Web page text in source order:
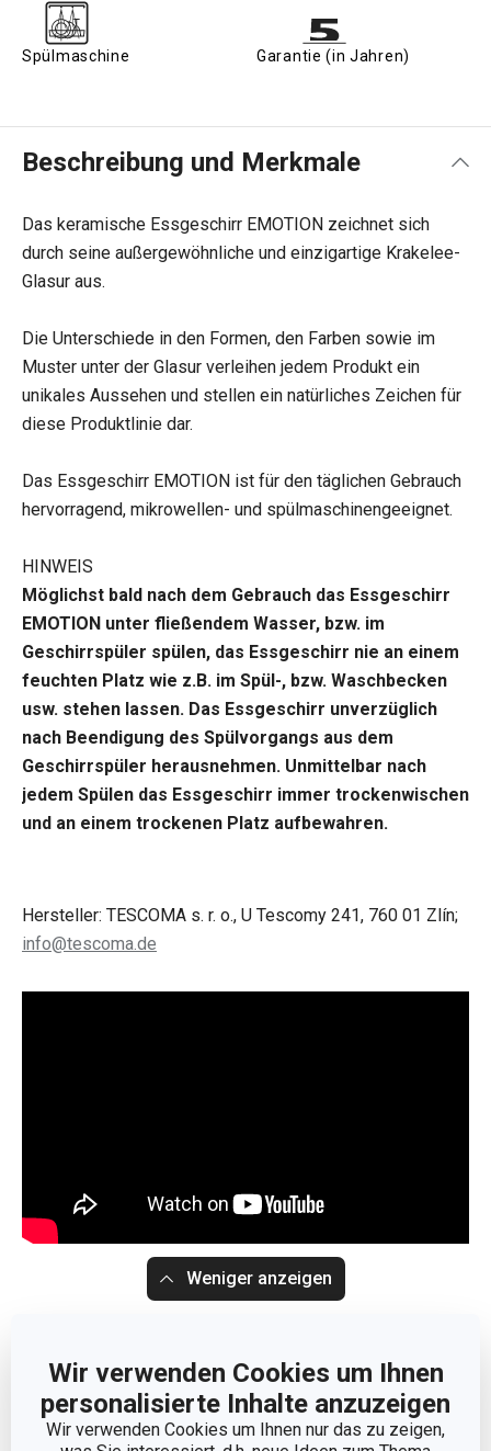
Wir verwenden Cookies um Ihnen
personalisierte Inhalte anzuzeigen
Wir verwenden Cookies um Ihnen nur das zu zeigen,
Spülmaschine Garantie (in Jahren)
Beschreibung und Merkmale
Das keramische Essgeschirr EMOTION zeichnet sich
durch seine außergewöhnliche und einzigartige Krakelee-
Glasur aus.
Die Unterschiede in den Formen, den Farben sowie im
Muster unter der Glasur verleihen jedem Produkt ein
unikales Aussehen und stellen ein natürliches Zeichen für
diese Produktlinie dar.
Das Essgeschirr EMOTION ist für den täglichen Gebrauch
hervorragend, mikrowellen- und spülmaschinengeeignet.
HINWEIS
Möglichst bald nach dem Gebrauch das Essgeschirr
EMOTION unter fließendem Wasser, bzw. im
Geschirrspüler spülen, das Essgeschirr nie an einem
feuchten Platz wie z.B. im Spül-, bzw. Waschbecken
usw. stehen lassen. Das Essgeschirr unverzüglich
nach Beendigung des Spülvorgangs aus dem
Geschirrspüler herausnehmen. Unmittelbar nach
jedem Spülen das Essgeschirr immer trockenwischen
und an einem trockenen Platz aufbewahren.
Hersteller: TESCOMA s. r. o., U Tescomy 241, 760 01 Zlín;
info@tescoma.de
Weniger anzeigen